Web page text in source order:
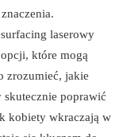
laserowy
które mogą
zrozumieć, jakie
skutecznie poprawić
kobiety wkraczają w